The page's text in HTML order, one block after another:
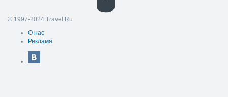
© 1997-2024 Travel.Ru
О нас
Реклама